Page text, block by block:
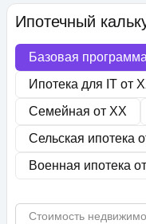
Ипотечный
Базовая
Ипотека для IT от
Семейная от XX
Сельская ипотека
Военная ипотека от
Стоимость